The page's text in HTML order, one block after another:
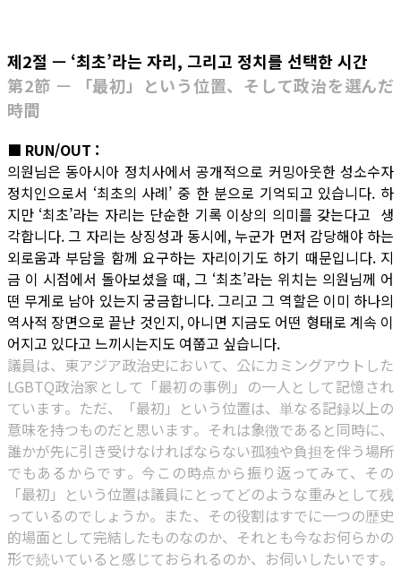
제2절 — ‘최초’라는 자리, 그리고 정치를 선택한 시간
第2節 — 「最初」という位置、そして政治を選んだ
時間
■ RUN/OUT :
의원님은 동아시아 정치사에서 공개적으로 커밍아웃한 성소수자
정치인으로서 ‘최초의 사례’ 중 한 분으로 기억되고 있습니다. 하
지만 ‘최초’라는 자리는 단순한 기록 이상의 의미를 갖는다고 생
각합니다. 그 자리는 상징성과 동시에, 누군가 먼저 감당해야 하는
외로움과 부담을 함께 요구하는 자리이기도 하기 때문입니다. 지
금 이 시점에서 돌아보셨을 때, 그 ‘최초’라는 위치는 의원님께 어
떤 무게로 남아 있는지 궁금합니다. 그리고 그 역할은 이미 하나의
역사적 장면으로 끝난 것인지, 아니면 지금도 어떤 형태로 계속 이
어지고 있다고 느끼시는지도 여쭙고 싶습니다.
議員は、東アジア政治史において、公にカミングアウトした
LGBTQ政治家として「最初の事例」の一人として記憶され
ています。ただ、「最初」という位置は、単なる記録以上の
意味を持つものだと思います。それは象徴であると同時に、
誰かが先に引き受けなければならない孤独や負担を伴う場所
でもあるからです。今この時点から振り返ってみて、その
「最初」という位置は議員にとってどのような重みとして残
っているのでしょうか。また、その役割はすでに一つの歴史
的場面として完結したものなのか、それとも今なお何らかの
形で続いていると感じておられるのか、お伺いしたいです。